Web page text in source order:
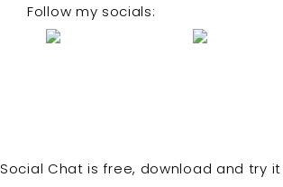
Follow my socials:
Social Chat is free, download and try